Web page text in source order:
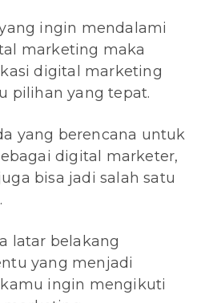
ingin mendalami
marketing maka
digital marketing
pilihan yang tepat.
yang berencana untuk
digital marketer,
bisa jadi salah satu
latar belakang
yang menjadi
ingin mengikuti